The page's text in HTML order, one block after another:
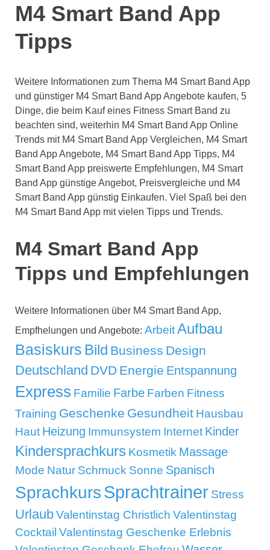
M4 Smart Band App
Tipps
Weitere Informationen zum Thema M4 Smart Band App
und günstiger M4 Smart Band App Angebote kaufen, 5
Dinge, die beim Kauf eines Fitness Smart Band zu
beachten sind, weiterhin M4 Smart Band App Online
Trends mit M4 Smart Band App Vergleichen, M4 Smart
Band App Angebote, M4 Smart Band App Tipps, M4
Smart Band App preiswerte Empfehlungen, M4 Smart
Band App günstige Angebot, Preisvergleiche und M4
Smart Band App günstig Einkaufen. Viel Spaß bei den
M4 Smart Band App mit vielen Tipps und Trends.
M4 Smart Band App
Tipps und Empfehlungen
Weitere Informationen über M4 Smart Band App,
Empfhelungen und Angebote: ArbeitAufbau
Basiskurs Bild Business Design
Deutschland DVD Energie Entspannung
Express Familie Farbe Farben Fitness
Training Geschenke Gesundheit Hausbau
Haut Heizung Immunsystem Internet Kinder
Kindersprachkurs Kosmetik Massage
Mode Natur Schmuck Sonne Spanisch
SprachkursSprachtrainer Stress
UrlaubValentinstag Christlich Valentinstag
Cocktail Valentinstag Geschenke Erlebnis